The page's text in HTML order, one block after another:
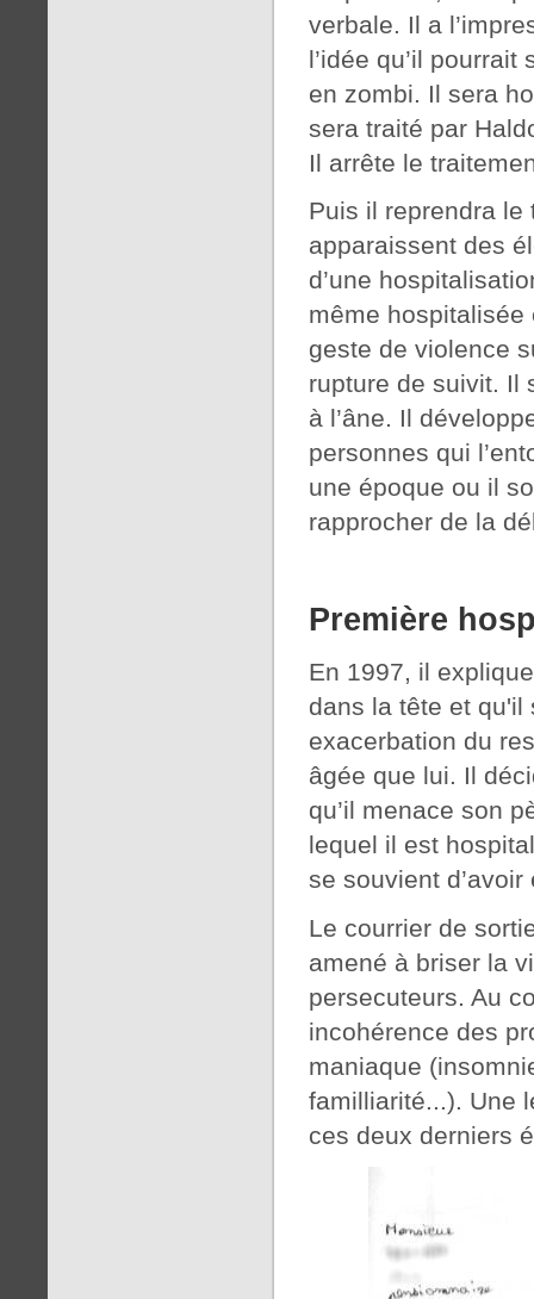
verbale. Il a
l’idée qu’il
en zombi. Il sera
sera traité par
Il arrête le
Puis il reprendra le
apparaissent des
d’une
même hospitalisée
geste de violence
rupture de suivit. Il
à l’âne. Il
personnes qui
une époque ou il
rapprocher de la
Première
En 1997, il
dans la tête et qu'il
exacerbation du
âgée que lui. Il
qu’il menace son
lequel il est
se souvient
Le courrier de
amené à briser la
persecuteurs. Au
incohérence des
maniaque
familliarité...). Une
ces deux derniers